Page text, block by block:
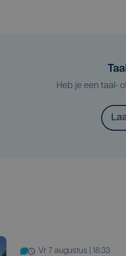
Heb je een taal-
vr 7 augustus | 18:33